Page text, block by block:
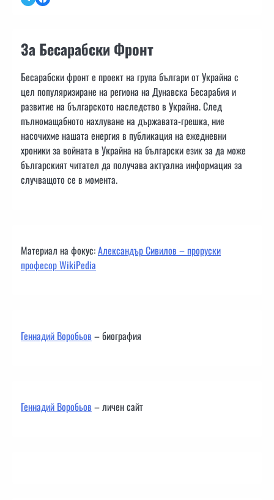
За Бесарабски Фронт
Бесарабски фронт е проект на група българи от Украйна с
цел популяризиране на региона на Дунавска Бесарабия и
развитие на българското наследство в Украйна. След
пълномащабното нахлуване на държавата-грешка, ние
насочихме нашата енергия в публикация на ежедневни
хроники за войната в Украйна на български език за да може
българският читател да получава актуална информация за
случващото се в момента.
Материал на фокус:Александър Сивилов – проруски
професор WikiPedia
Геннадий Воробьов– биография
Геннадий Воробьов– личен сайт